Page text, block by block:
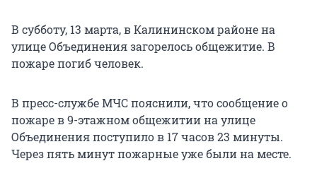
В субботу, 13 марта, в Калининском районе на
улице Объединения загорелось общежитие. В
пожаре погиб человек.
В пресс-службе МЧС пояснили, что сообщение о
пожаре в 9-этажном общежитии на улице
Объединения поступило в 17 часов 23 минуты.
Через пять минут пожарные уже были на месте.